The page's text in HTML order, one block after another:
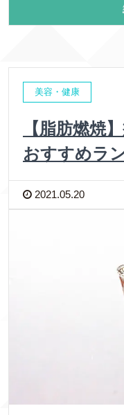
美容・健康
【脂肪燃焼
おすすめラ
2021.05.20